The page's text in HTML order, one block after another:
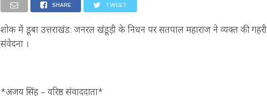
SHARE TWEET
शोक में डूबा उत्तराखंड: जनरल खंडूड़ी के निधन पर सतपाल महाराज ने व्यक्त की गहरी
संवेदना ।
*अजय सिंह – वरिष्ठ संवाददाता*